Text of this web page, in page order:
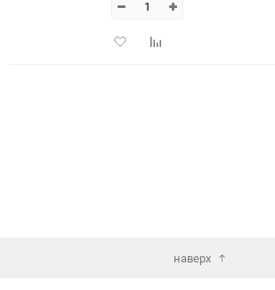
ДобавитьДобавить
наверх